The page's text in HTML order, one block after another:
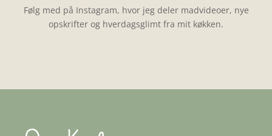
Følg med på Instagram, hvor jeg deler madvideoer, nye
opskrifter og hverdagsglimt fra mit køkken.